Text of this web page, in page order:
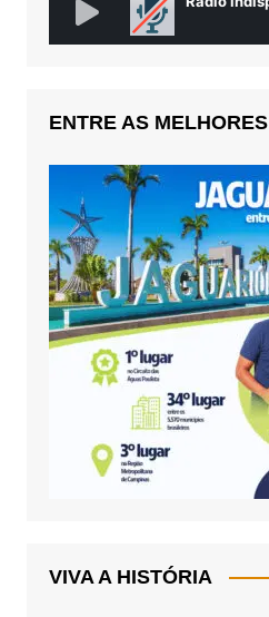
ENTRE AS MELHORES
VIVA A HISTÓRIA